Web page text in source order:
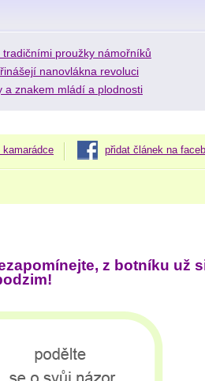
proužky námořníků
nanovlákna revoluci
a znakem mládí a plodnosti
přidat článek na
z botníku už